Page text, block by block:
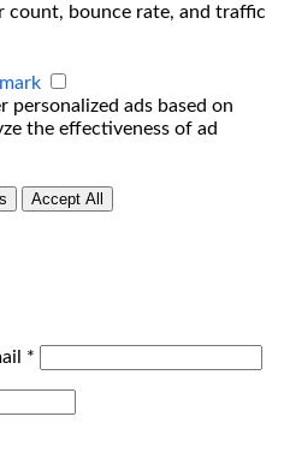
count, bounce rate, and traffic
personalized ads based on
the effectiveness of ad
Accept All
*